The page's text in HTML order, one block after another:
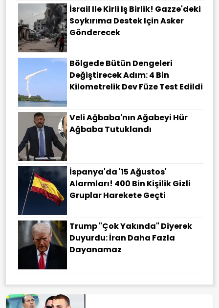
İsrail Ile Kirli Iş Birlik! Gazze'deki
Soykırıma Destek Için Asker
Gönderecek
Bölgede Bütün Dengeleri
Değiştirecek Adım: 4 Bin
Kilometrelik Dev Füze Test Edildi
Veli Ağbaba'nın Ağabeyi Hür
Ağbaba Tutuklandı
İspanya'da '15 Ağustos'
Alarmları! 400 Bin Kişilik Gizli
Gruplar Harekete Geçti
Trump "çok Yakında" Diyerek
Duyurdu: İran Daha Fazla
Dayanamaz